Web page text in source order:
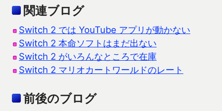
関連ブログ
Switch 2 では YouTube アプリが動かない
Switch 2 本命ソフトはまだ出ない
Switch 2 がいろんなところで在庫
Switch 2 マリオカートワールドのレート
前後のブログ